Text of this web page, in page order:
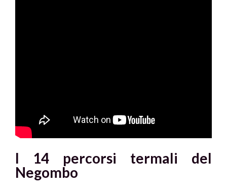
I 14
percorsi termali del
Negombo